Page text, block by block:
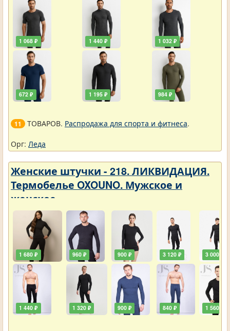
1 068 ₽
672 ₽
1 440 ₽
1 195 ₽
1 032 ₽
984 ₽
11 ТОВАРОВ. Распродажа для спорта и фитнеса.
Орг: Леда
Женские штучки - 218. ЛИКВИДАЦИЯ.
Термобелье OXOUNO. Мужское и
женское
1 680 ₽
1 440 ₽
960 ₽
1 320 ₽
900 ₽
900 ₽
3 120 ₽
840 ₽
3 000 ₽
1 560 ₽